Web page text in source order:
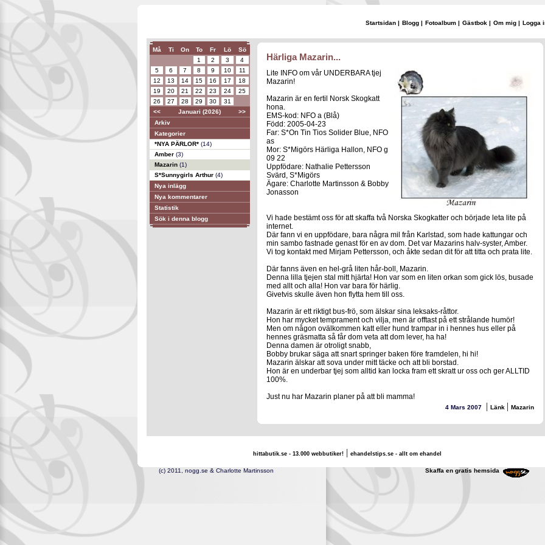
Startsidan | Blogg | Fotoalbum | Gästbok | Om mig | Logga
Må Ti On To Fr Lö
Sö
1
2 3
4
5
6 7 8 9 10
11
12
13 14 15 16 17
18
19
20 21 22 23 24
25
26
27 28 29 30
31
<<
Januari (2026)
>>
Arkiv
Kategorier
*NYA PÄRLOR* (14)
Amber (3)
Mazarin (1)
S*Sunnygirls Arthur (4)
Nya inlägg
Nya kommentarer
Statistik
Sök i denna blogg
Härliga Mazarin...
Lite INFO om vår UNDERBARA tjej
Mazarin!
Mazarin är en fertil Norsk Skogkatt
hona.
EMS-kod: NFO a (Blå)
Född: 2005-04-23
Far: S*On Tin Tios Solider Blue, NFO
as
Mor: S*Migörs Härliga Hallon, NFO g
09 22
Uppfödare: Nathalie Pettersson
Svärd, S*Migörs
Ägare: Charlotte Martinsson & Bobby
Jonasson
Vi hade bestämt oss för att skaffa två Norska Skogkatter och började leta lite på
internet.
Där fann vi en uppfödare, bara några mil från Karlstad, som hade kattungar och
min sambo fastnade genast för en av dom. Det var Mazarins halv-syster, Amber.
Vi tog kontakt med Mirjam Pettersson, och åkte sedan dit för att titta och prata lite.
Där fanns även en hel-grå liten hår-boll, Mazarin.
Denna lilla tjejen stal mitt hjärta! Hon var som en liten orkan som gick lös, busade
med allt och alla! Hon var bara för härlig.
Givetvis skulle även hon flytta hem till oss.
Mazarin är ett riktigt bus-frö, som älskar sina leksaks-råttor.
Hon har mycket temprament och vilja, men är offtast på ett strålande humör!
Men om någon ovälkommen katt eller hund trampar in i hennes hus eller på
hennes gräsmatta så får dom veta att dom lever, ha ha!
Denna damen är otroligt snabb,
Bobby brukar säga att snart springer baken före framdelen, hi hi!
Mazarin älskar att sova under mitt täcke och att bli borstad.
Hon är en underbar tjej som alltid kan locka fram ett skratt ur oss och ger ALLTID
100%.
Just nu har Mazarin planer på att bli mamma!
4 Mars 2007 | Länk | Mazarin
hittabutik.se - 13.000 webbutiker!| ehandelstips.se - allt om ehandel
(c) 2011, nogg.se & Charlotte Martinsson Skaffa en gratis hemsida